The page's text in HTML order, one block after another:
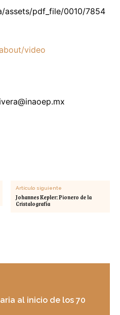
assets/pdf_file/0010/7854
video
Artículo siguiente
Johannes Kepler: Pionero de la
Cristalografía
al inicio de los 70